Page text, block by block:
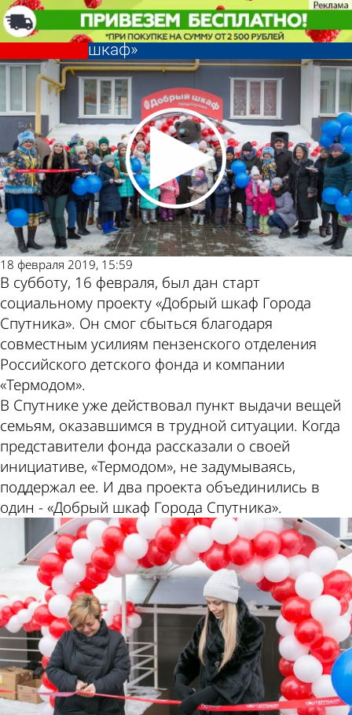
В Городе Спутнике стартовал
социальный проект «Добрый
шкаф»
Общество
18 февраля 2019, 15:59
В субботу, 16 февраля, был дан старт
социальному проекту «Добрый шкаф Города
Спутника». Он смог сбыться благодаря
совместным усилиям пензенского отделения
Российского детского фонда и компании
«Термодом».
В Спутнике уже действовал пункт выдачи вещей
семьям, оказавшимся в трудной ситуации. Когда
представители фонда рассказали о своей
инициативе, «Термодом», не задумываясь,
поддержал ее. И два проекта объединились в
один - «Добрый шкаф Города Спутника».
В Городе Спутнике стартовал
социальный проект «Добрый
шкаф»
Другие
новости по
теме
Погода и
курсы
валют в
Пензе